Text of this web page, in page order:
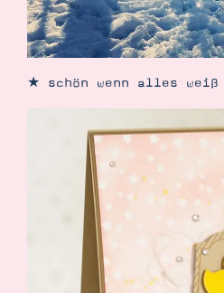
Tipps & Tricks
Ordnungstipps
★ schön wenn alles